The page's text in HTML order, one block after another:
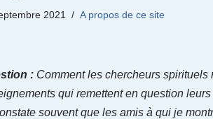
2021 A propos de ce site
: Comment les chercheurs spirituels
qui remettent en question
souvent que les amis à qui je